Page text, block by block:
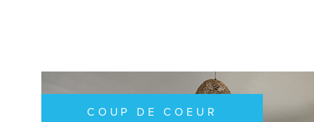
COUP DE COEUR